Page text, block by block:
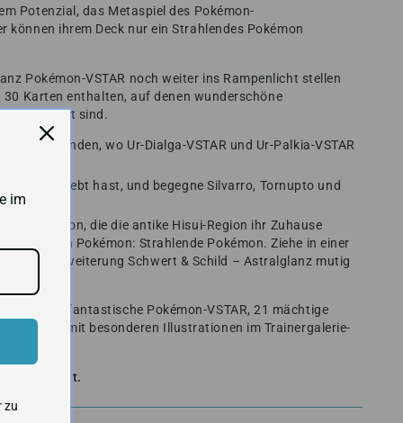
Potenzial, das Metaspiel des Pokémon-
können ihrem Deck nur ein Strahlendes Pokémon
Pokémon-VSTAR noch weiter ins Rampenlicht stellen
Karten enthalten, auf denen wunderschöne
abgebildet sind.
und Legenden, wo Ur-Dialga-VSTAR und Ur-Palkia-VSTAR
nie erlebt hast, und begegne Silvarro, Tornupto und
Pokémon, die die antike Hisui-Region ihr Zuhause
Pokémon: Strahlende Pokémon. Ziehe in einer
Erweiterung Schwert & Schild – Astralglanz mutig
8 fantastische Pokémon-VSTAR, 21 mächtige
Karten mit besonderen Illustrationen im Trainergalerie-
versendet.
im
zu